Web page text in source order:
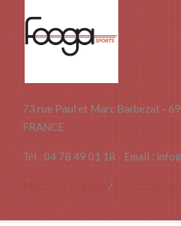
73 rue Paul et Marc Barbezat -
FRANCE
Tél : 04 78 49 01 18 - Email :
/